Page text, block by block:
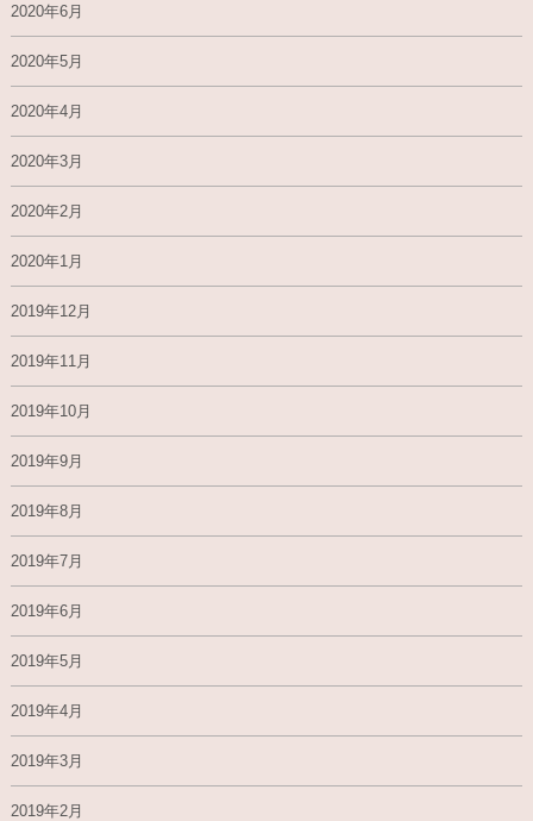
2020年6月
2020年5月
2020年4月
2020年3月
2020年2月
2020年1月
2019年12月
2019年11月
2019年10月
2019年9月
2019年8月
2019年7月
2019年6月
2019年5月
2019年4月
2019年3月
2019年2月